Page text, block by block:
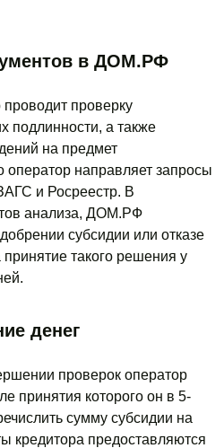
в ДОМ.РФ
проверку
подлинности, а также
на предмет
оператор направляет запросы
и Росреестр. В
анализа, ДОМ.РФ
субсидии или отказе
такого решения у
денег
проверок оператор
принятия которого он в 5-
сумму субсидии на
кредитора предоставляются